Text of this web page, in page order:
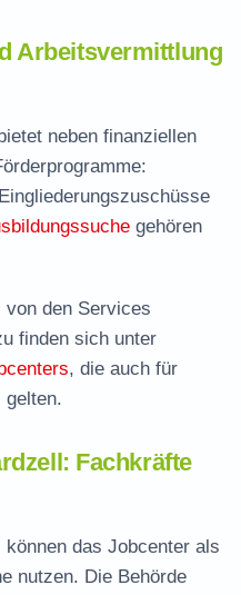
Arbeitsvermittlung
neben finanziellen
gehören
von den Services
finden sich unter
, die auch für
gelten.
Fachkräfte
das Jobcenter als
nutzen. Die Behörde